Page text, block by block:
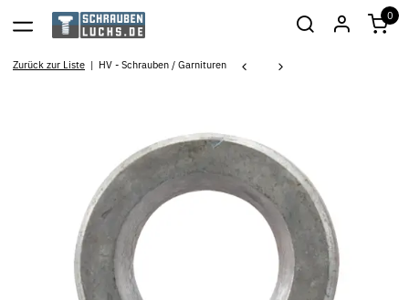
0
Zurück zur Liste HV - Schrauben / Garnituren